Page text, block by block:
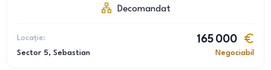
Decomandat
Locație:
Sector 5, Sebastian
165 000
Negociabil